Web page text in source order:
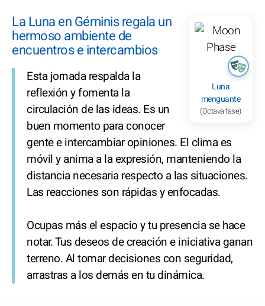
Luna
menguante
(Octava fase)
La Luna en Géminis regala un
hermoso ambiente de
encuentros e intercambios
Esta jornada respalda la
reflexión y fomenta la
circulación de las ideas. Es un
buen momento para conocer
gente e intercambiar opiniones. El clima es
móvil y anima a la expresión, manteniendo la
distancia necesaria respecto a las situaciones.
Las reacciones son rápidas y enfocadas.
Ocupas más el espacio y tu presencia se hace
notar. Tus deseos de creación e iniciativa ganan
terreno. Al tomar decisiones con seguridad,
arrastras a los demás en tu dinámica.